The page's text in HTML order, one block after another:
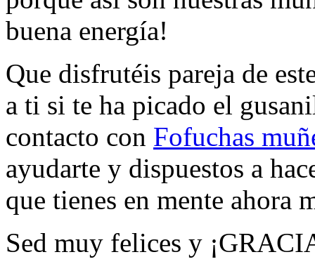
buena energía!
Que disfrutéis pareja de
a ti si te ha picado el
contacto con Fofuchas
ayudarte y dispuestos a
que tienes en mente ahora
Sed muy felices y